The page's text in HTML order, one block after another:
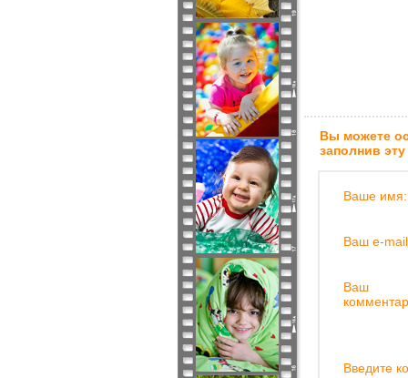
Вы можете
заполнив
Ваше имя:
Ваш e-
Ваш
Введите